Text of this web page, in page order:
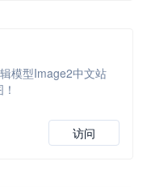
模型Image2中文站
访问